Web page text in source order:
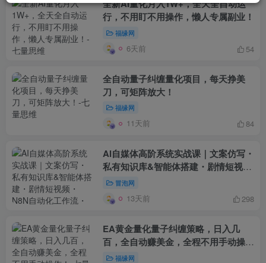
全新AI量化月入1W+，全天全自动运
行，不用盯不用操作，懒人专属副业！
福缘网
6天前 54
全自动量子纠缠量化项目，每天挣美
刀，可矩阵放大！
福缘网
11天前 84
AI自媒体高阶系统实战课｜文案仿写・
私有知识库&智能体搭建・剧情短视
频・N8N自动化工作流・数字人制作全
链路
冒泡网
13天前 298
EA黄金量化量子纠缠策略，日入几
百，全自动赚美金，全程不用手动操
作！福缘网